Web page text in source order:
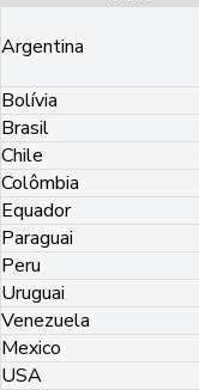
Argentina
Bolívia
Brasil
Chile
Colômbia
Equador
Paraguai
Peru
Uruguai
Venezuela
Mexico
USA